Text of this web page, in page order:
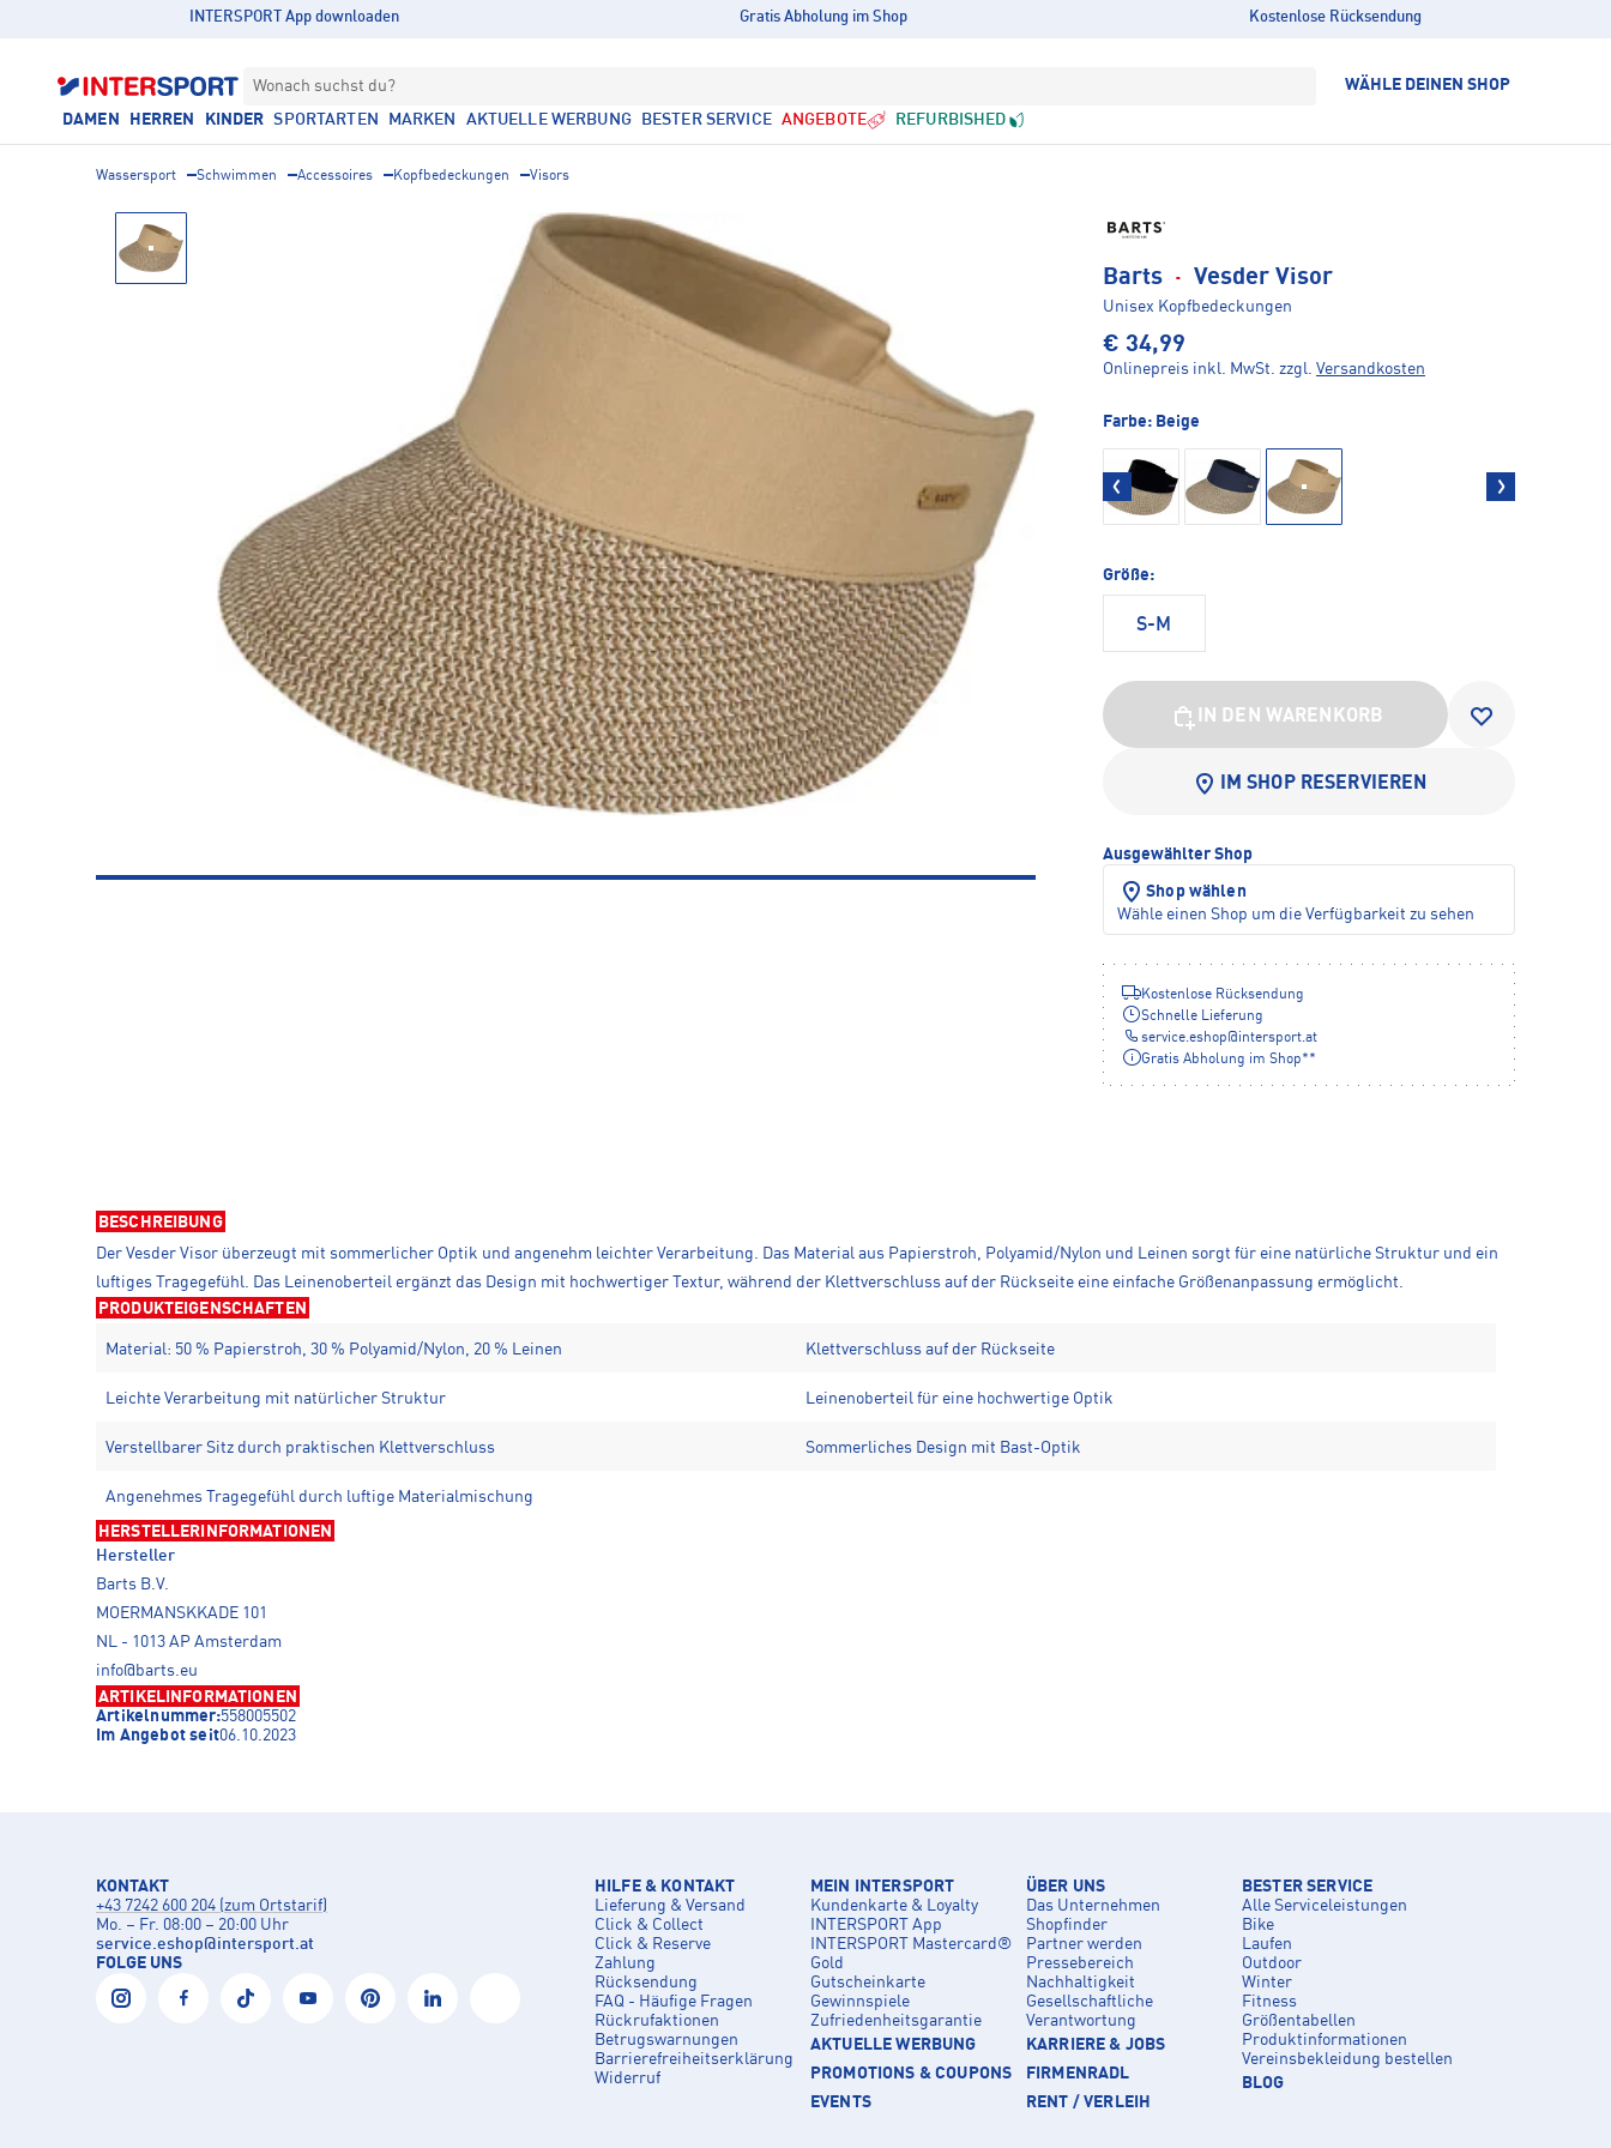
INTERSPORT App downloaden Gratis Abholung im Shop Kostenlose Rücksendung
Wonach suchst du? WÄHLE DEINEN SHOP
DAMEN HERREN KINDER SPORTARTEN MARKEN AKTUELLE WERBUNG BESTER SERVICE ANGEBOTE REFURBISHED
Wassersport Schwimmen Accessoires Kopfbedeckungen Visors
Barts · Vesder Visor
Unisex Kopfbedeckungen
€ 34,99
Onlinepreis inkl. MwSt. zzgl. Versandkosten
Farbe: Beige
Größe:
S-M
IN DEN WARENKORB
IM SHOP RESERVIEREN
Ausgewählter Shop
Shop wählen
Wähle einen Shop um die Verfügbarkeit zu sehen
Kostenlose Rücksendung
Schnelle Lieferung
service.eshop@ intersport.at
Gratis Abholung im Shop**
BESCHREIBUNG
Der Vesder Visor überzeugt mit sommerlicher Optik und angenehm leichter Verarbeitung. Das Material aus Papierstroh, Polyamid/Nylon und Leinen sorgt für eine natürliche Struktur und ein
luftiges Tragegefühl. Das Leinenoberteil ergänzt das Design mit hochwertiger Textur, während der Klettverschluss auf der Rückseite eine einfache Größenanpassung ermöglicht.
PRODUKTEIGENSCHAFTEN
Material: 50 % Papierstroh, 30 % Polyamid/Nylon, 20 % Leinen Klettverschluss auf der Rückseite
Leichte Verarbeitung mit natürlicher Struktur Leinenoberteil für eine hochwertige Optik
Verstellbarer Sitz durch praktischen Klettverschluss Sommerliches Design mit Bast-Optik
Angenehmes Tragegefühl durch luftige Materialmischung
HERSTELLERINFORMATIONEN
Hersteller
Barts B.V.
MOERMANSKKADE 101
NL - 1013 AP Amsterdam
info@barts.eu
ARTIKELINFORMATIONEN
Artikelnummer:558005502
Im Angebot seit06.10.2023
KONTAKT
+43 7242 600 204 (zum Ortstarif)
Mo. – Fr. 08:00 – 20:00 Uhr
service.eshop@intersport.at
FOLGE UNS
HILFE & KONTAKT
Lieferung & Versand
Click & Collect
Click & Reserve
Zahlung
Rücksendung
FAQ - Häufige Fragen
Rückrufaktionen
Betrugswarnungen
Barrierefreiheitserklärung
Widerruf
MEIN INTERSPORT
Kundenkarte & Loyalty
INTERSPORT App
INTERSPORT Mastercard®
Gold
Gutscheinkarte
Gewinnspiele
Zufriedenheitsgarantie
AKTUELLE WERBUNG
PROMOTIONS & COUPONS
EVENTS
ÜBER UNS
Das Unternehmen
Shopfinder
Partner werden
Pressebereich
Nachhaltigkeit
Gesellschaftliche
Verantwortung
KARRIERE & JOBS
FIRMENRADL
RENT / VERLEIH
BESTER SERVICE
Alle Serviceleistungen
Bike
Laufen
Outdoor
Winter
Fitness
Größentabellen
Produktinformationen
Vereinsbekleidung bestellen
BLOG